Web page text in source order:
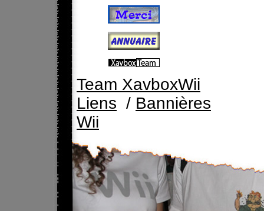
Team XavboxWii
Liens / Bannières
Wii